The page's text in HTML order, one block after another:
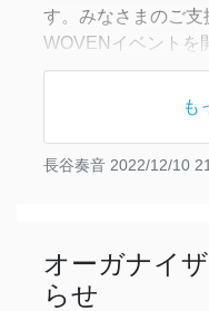
す。みなさまのご
WOVENイベントを
で、お知らせいたし
今回は哲学と文学
ご研究や、俳句・
本柚紀さんと菅原百
めに複数のネットワ
も
長谷奏音 2022/12/10
オーガナイ
らせ